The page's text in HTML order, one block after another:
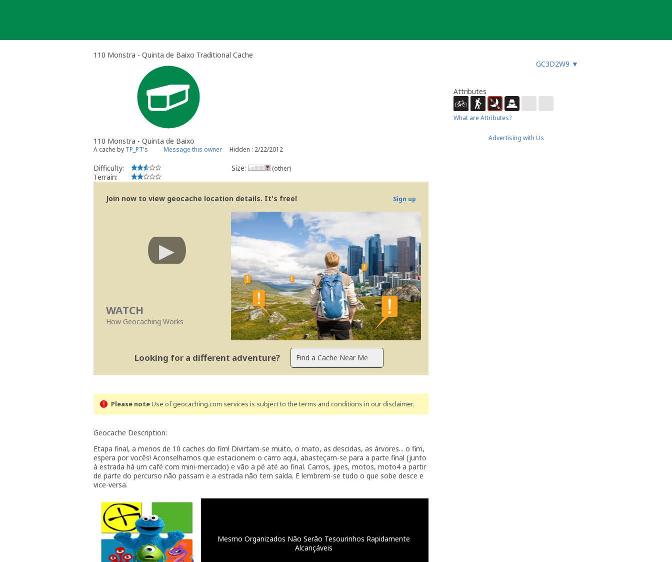
110 Monstra - Quinta de Baixo Traditional Cache
GC3D2W9 ▼
110 Monstra - Quinta de Baixo
A cache by TP_PT's Message this owner Hidden : 2/22/2012
Difficulty:
Terrain:
Size: (other)
Join now to view geocache location details. It's free! Sign up
WATCH
How Geocaching Works
Looking for a different adventure?
Please noteUse of geocaching.com services is subject to the terms and conditions in our disclaimer.
Geocache Description:
Etapa final, a menos de 10 caches do fim! Divirtam-se muito, o mato, as descidas, as árvores... o fim,
espera por vocês! Aconselhamos que estacionem o carro aqui, abasteçam-se para a parte final (junto
à estrada há um café com mini-mercado) e vão a pé até ao final. Carros, jipes, motos, moto4 a partir
de parte do percurso não passam e a estrada não tem saída. E lembrem-se tudo o que sobe desce e
vice-versa.
Mesmo Organizados Não Serão Tesourinhos Rapidamente
Alcançáveis
Attributes
What are Attributes?
Advertising with Us